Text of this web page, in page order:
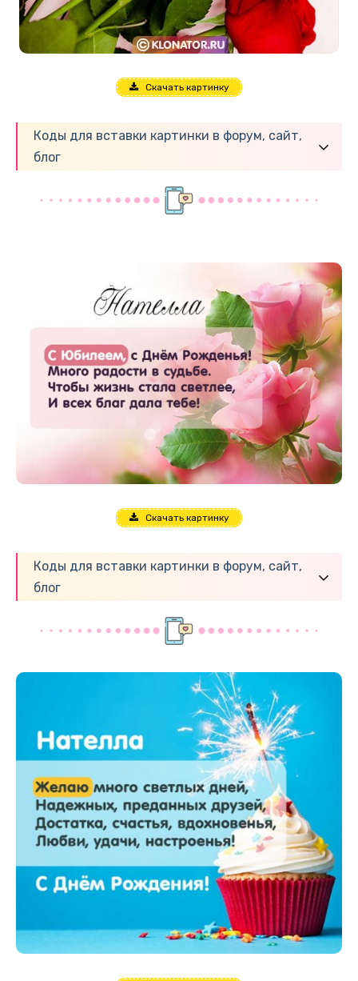
Скачать картинку
Коды для вставки картинки в форум, сайт,
блог
Скачать картинку
Коды для вставки картинки в форум, сайт,
блог